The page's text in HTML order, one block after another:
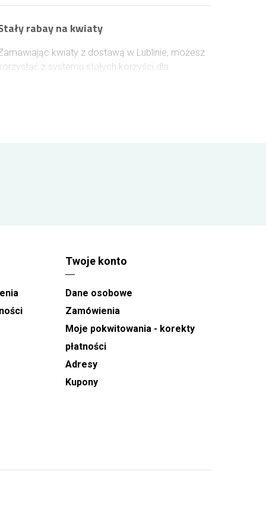
rabay na kwiaty
kwiaty z dostawą w Lublinie, możesz
z systemu stałych korzyści dla
Twoje konto
Dane osobowe
Zamówienia
Moje pokwitowania - korekty
płatności
Adresy
Kupony